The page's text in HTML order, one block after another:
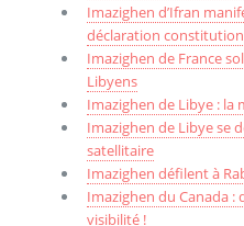
Imazighen d’Ifran
déclaration
Imazighen de France
Libyens
Imazighen de Libye : la
Imazighen de Libye se
satellitaire
Imazighen défilent à
Imazighen du Canada
visibilité !